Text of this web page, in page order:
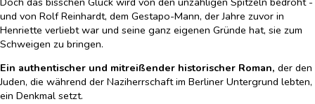
und von Rolf Reinhardt, dem Gestapo-Mann, der Jahre zuvor in
Henriette verliebt war und seine ganz eigenen Gründe hat, sie zum
Schweigen zu bringen.
Ein authentischer und mitreißender historischer Roman, der den
Juden, die während der Naziherrschaft im Berliner Untergrund lebten,
ein Denkmal setzt.